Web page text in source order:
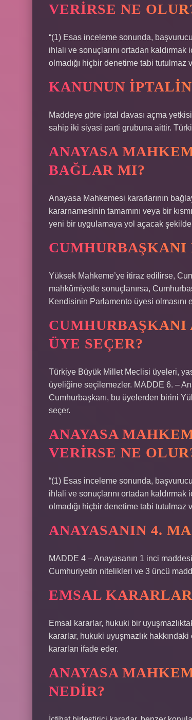
VERIRSE NE
“(1) Esas inceleme sonunda,
ihlali ve sonuçlarını ortadan
olmadığı hiçbir denetime tabi
KANUNUN
Maddeye göre iptal davası açma
sahip iki siyasi parti grubuna aittir.
ANAYASA
BAĞLAR MI?
Anayasa Mahkemesi kararlarının
kararnamesinin tamamını veya bir
yeni bir uygulamaya yol açacak
Yüksek Mahkeme’ye itiraz edilirse,
mahkûmiyetle sonuçlanırsa,
Kendisinin Parlamento üyesi
CUMHURBAŞKANI
ÜYE SEÇER?
Türkiye Büyük Millet Meclisi üyeleri,
üyeliğine seçilemezler. MADDE 6. –
Cumhurbaşkanı, bu üyelerden birini
seçer.
ANAYASA
VERIRSE NE
“(1) Esas inceleme sonunda,
ihlali ve sonuçlarını ortadan
olmadığı hiçbir denetime tabi
ANAYASANIN 4.
MADDE 4 – Anayasanın 1 inci
Cumhuriyetin nitelikleri ve 3 üncü
EMSAL
Emsal kararlar, hukuki bir
kararlar, hukuki uyuşmazlık
kararları ifade eder.
ANAYASA
NEDIR?